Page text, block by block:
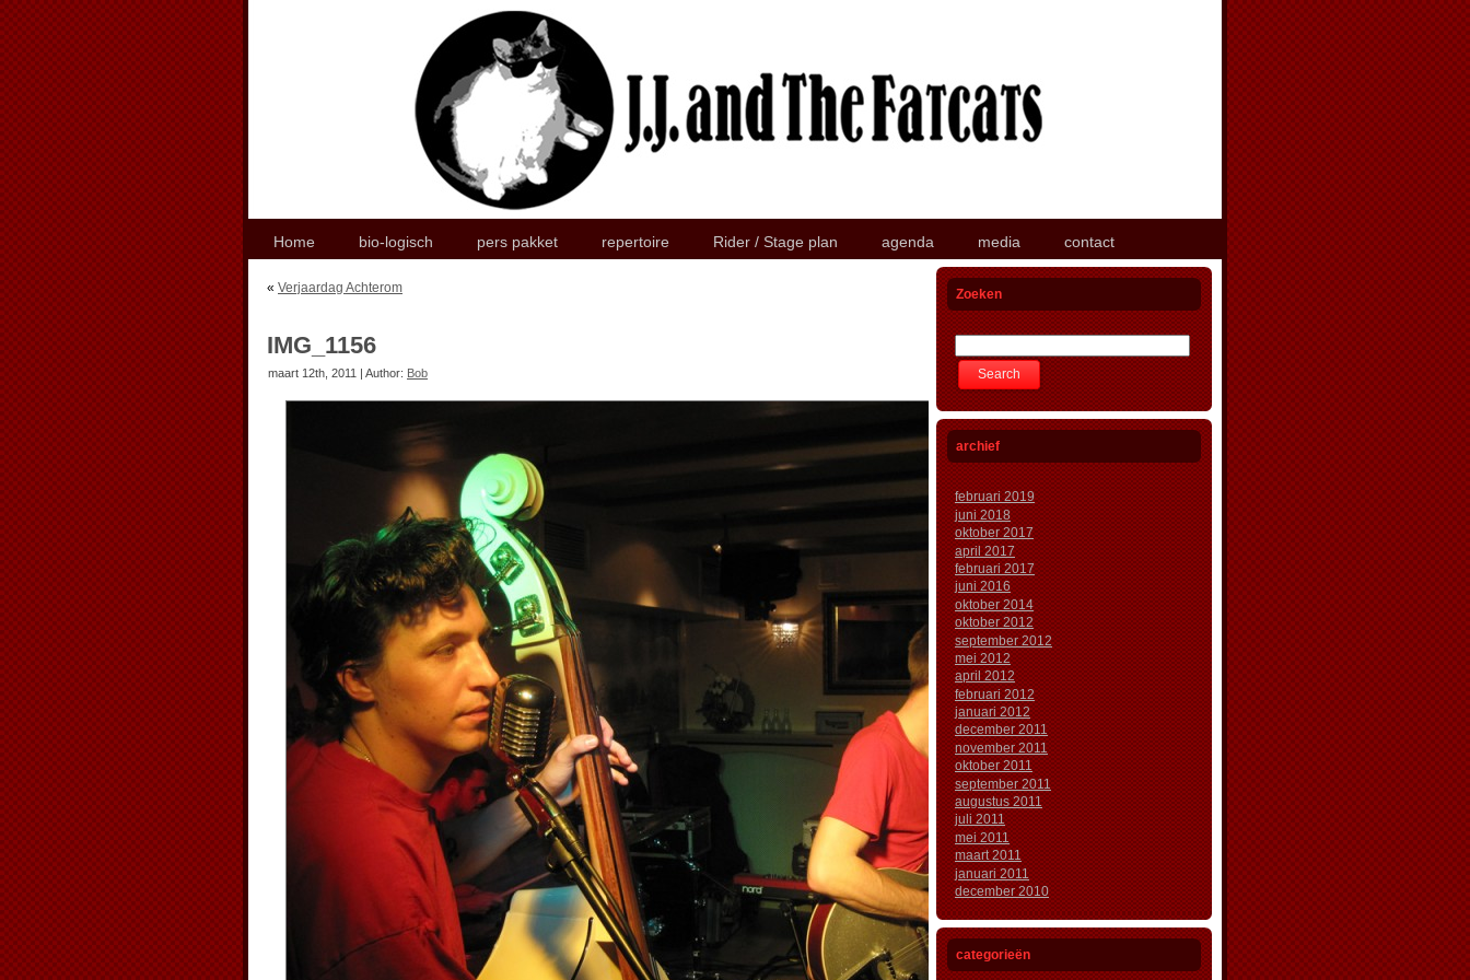
Home bio-logisch pers pakket repertoire Rider / Stage plan agenda media contact
« Verjaardag Achterom
IMG_1156
maart 12th, 2011 | Author: Bob
Zoeken
archief
februari 2019
juni 2018
oktober 2017
april 2017
februari 2017
juni 2016
oktober 2014
oktober 2012
september 2012
mei 2012
april 2012
februari 2012
januari 2012
december 2011
november 2011
oktober 2011
september 2011
augustus 2011
juli 2011
mei 2011
maart 2011
januari 2011
december 2010
categorieën